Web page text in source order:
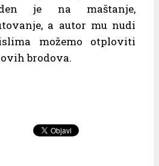
je na maštanje,
a autor mu nudi
možemo otploviti
brodova.